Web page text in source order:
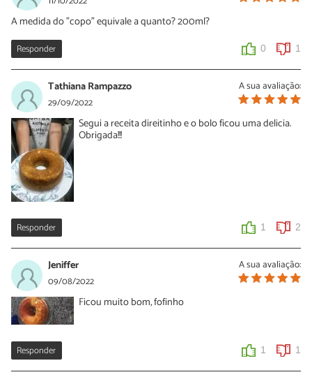
receitas que fala como, xicara sem falar qual a medida correta.
A medida do "copo" equivale a quanto? 200ml?
Responder 0 1
A sua avaliação:
Tathiana Rampazzo
29/09/2022
Segui a receita direitinho e o bolo ficou uma delicia.
Obrigada!!!
Responder 1 2
A sua avaliação:
Jeniffer
09/08/2022
Ficou muito bom, fofinho
Responder 1 1